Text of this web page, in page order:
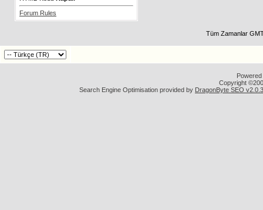
Forum Rules
Tüm Zamanlar
Copyright
Search Engine Optimisation provided by DragonByte SEO